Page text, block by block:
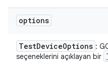
options
TestDeviceOptions :
seçeneklerini açıklayan bir